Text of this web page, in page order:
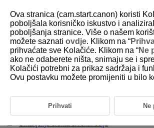
D101-059
Podešavanje funkcija
mjerenje svjetla bljeskalice
Ova stranica (cam.start.canon) koristi
poboljšala korisničko iskustvo i
poboljšanja stranice. Više o našem
možete saznati ovdje. Klikom na “
prihvaćate sve Kolačiće. Klikom na “Ne
ako ne odaberete ništa, snimaju se i
Kolačići potrebni za prikaz sadržaja i
Ovu postavku možete promijeniti u bilo
Prihvati Ne